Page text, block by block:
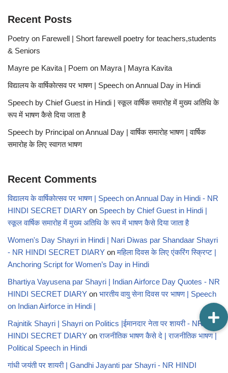
Recent Posts
Poetry on Farewell | Short farewell poetry for teachers,students
& Seniors
Mayre pe Kavita | Poem on Mayra | Mayra Kavita
विद्यालय के वार्षिकोत्सव पर भाषण | Speech on Annual Day in Hindi
Speech by Chief Guest in Hindi | स्कूल वार्षिक समारोह में मुख्य अतिथि के
रूप में भाषण कैसे दिया जाता है
Speech by Principal on Annual Day | वार्षिक समारोह भाषण | वार्षिक
समारोह के लिए स्वागत भाषण
Recent Comments
विद्यालय के वार्षिकोत्सव पर भाषण | Speech on Annual Day in Hindi - NR
HINDI SECRET DIARY on Speech by Chief Guest in Hindi |
स्कूल वार्षिक समारोह में मुख्य अतिथि के रूप में भाषण कैसे दिया जाता है
Women's Day Shayri in Hindi | Nari Diwas par Shandaar Shayri
- NR HINDI SECRET DIARY onमहिला दिवस के लिए एंकरिंग स्क्रिप्ट |
Anchoring Script for Women’s Day in Hindi
Bhartiya Vayusena par Shayri | Indian Airforce Day Quotes - NR
HINDI SECRET DIARY on भारतीय वायु सेना दिवस पर भाषण | Speech
on Indian Airforce in Hindi |
Rajnitik Shayri | Shayri on Politics |ईमानदार नेता पर शायरी - NR
HINDI SECRET DIARY onराजनीतिक भाषण कैसे दे | राजनीतिक भाषण |
Political Speech in Hindi
गांधी जयंती पर शायरी | Gandhi Jayanti par Shayri - NR HINDI